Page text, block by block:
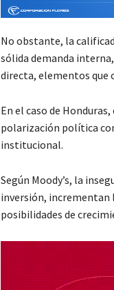
No obstante, la
sólida demanda
directa, elementos que
En el caso de
polarización política
institucional.
Según Moody’s, la
inversión, incrementan
posibilidades de